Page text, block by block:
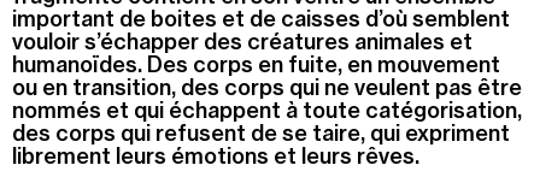
important de boites et de caisses d’où semblent
vouloir s’échapper des créatures animales et
humanoïdes. Des corps en fuite, en mouvement
ou en transition, des corps qui ne veulent pas être
nommés et qui échappent à toute catégorisation,
des corps qui refusent de se taire, qui expriment
librement leurs émotions et leurs rêves.